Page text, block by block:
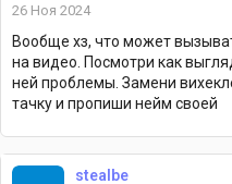
26 Ноя 2024
Вообще хз, что может
на видео. Посмотри как
ней проблемы. Замени
тачку и пропиши нейм своей
stealbe